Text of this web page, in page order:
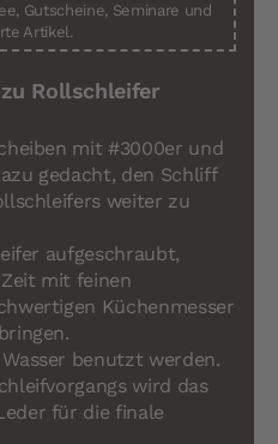
Gutscheine, Seminare und
Artikel.
Rollschleifer
mit #3000er und
gedacht, den Schliff
weiter zu
aufgeschraubt,
mit feinen
Küchenmesser
benutzt werden.
wird das
für die finale